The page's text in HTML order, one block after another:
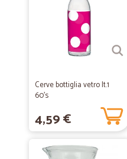
Cerve bottiglia vetro lt.1
60's
4,59 €